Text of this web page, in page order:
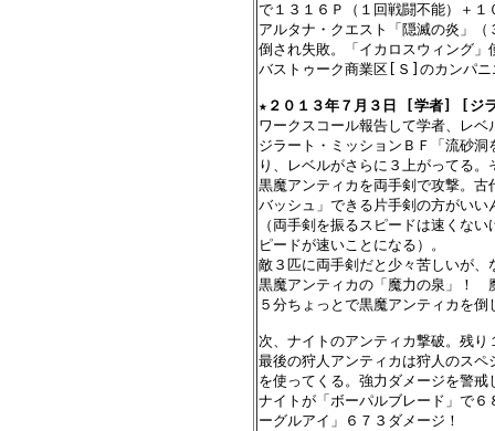
で１３１６Ｐ（１回戦闘不能）＋１
アルタナ・クエスト「隠滅の炎」
倒され失敗。「イカロスウィング」
バストゥーク商業区[Ｓ]のカンパニ
★ ２０１３年７月３日 [学者] [ジ
ワークスコール報告して学者、レベ
ジラート・ミッションＢＦ「流砂
り、レベルがさらに３上がってる。
黒魔アンティカを両手剣で攻撃。
バッシュ」できる片手剣の方がい
（両手剣を振るスピードは速くな
ピードが速いことになる）。
敵３匹に両手剣だと少々苦しいが
黒魔アンティカの「魔力の泉」！
５分ちょっとで黒魔アンティカを倒
次、ナイトのアンティカ撃破。残
最後の狩人アンティカは狩人のス
を使ってくる。強力ダメージを警戒
ナイトが「ボーパルブレード」で
ーグルアイ」６７３ダメージ！